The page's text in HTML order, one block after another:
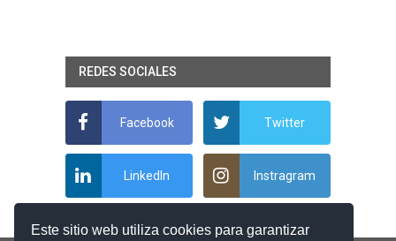
Este sitio web utiliza cookies para garantizar
REDES SOCIALES
Facebook Twitter
LinkedIn Instragram